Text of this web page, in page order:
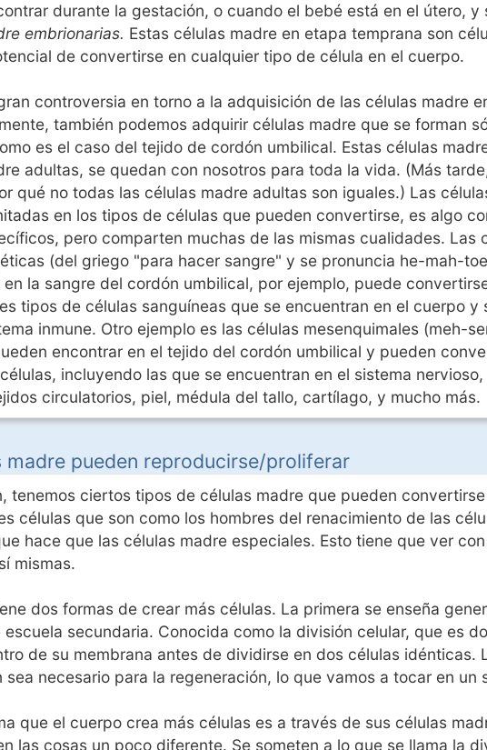
durante la gestación, o cuando el bebé está en el útero, y
embrionarias. Estas células madre en etapa temprana son
de convertirse en cualquier tipo de célula en el cuerpo.
controversia en torno a la adquisición de las células madre
también podemos adquirir células madre que se forman
es el caso del tejido de cordón umbilical. Estas células
adultas, se quedan con nosotros para toda la vida. (Más
qué no todas las células madre adultas son iguales.) Las
en los tipos de células que pueden convertirse, es algo
pero comparten muchas de las mismas cualidades. Las
(del griego "para hacer sangre" y se pronuncia he-mah-
en la sangre del cordón umbilical, por ejemplo, puede
tipos de células sanguíneas que se encuentran en el cuerpo y
inmune. Otro ejemplo es las células mesenquimales (meh-
encontrar en el tejido del cordón umbilical y pueden
incluyendo las que se encuentran en el sistema
circulatorios, piel, médula del tallo, cartílago, y mucho más.
madre pueden reproducirse/proliferar
tenemos ciertos tipos de células madre que pueden
células que son como los hombres del renacimiento de las
hace que las células madre especiales. Esto tiene que ver
mismas.
dos formas de crear más células. La primera se enseña
escuela secundaria. Conocida como la división celular, que es
de su membrana antes de dividirse en dos células idénticas.
sea necesario para la regeneración, lo que vamos a tocar en un
que el cuerpo crea más células es a través de sus células
las cosas un poco diferente. Se someten a lo que se llama la